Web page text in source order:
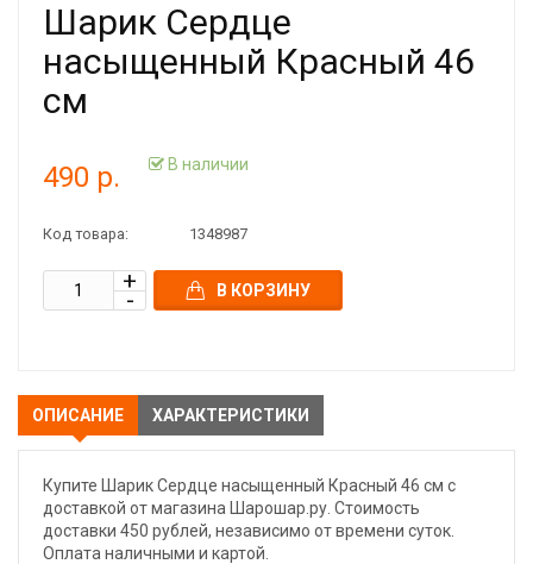
Шарик Сердце
насыщенный Красный 46
см
490 р. В наличии
Код товара: 1348987
В КОРЗИНУ
ОПИСАНИЕ ХАРАКТЕРИСТИКИ
Купите Шарик Сердце насыщенный Красный 46 см с
доставкой от магазина Шарошар.ру. Стоимость
доставки 450 рублей, независимо от времени суток.
Оплата наличными и картой.